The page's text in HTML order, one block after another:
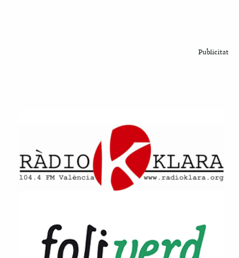
Publicitat